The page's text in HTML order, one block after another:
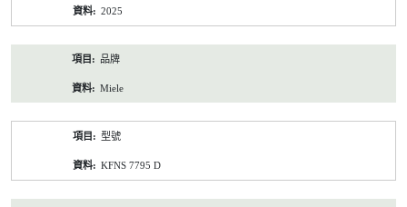
2025
品牌
Miele
型號
KFNS 7795 D